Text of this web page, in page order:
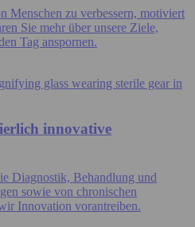
Menschen zu verbessern, motiviert
Sie mehr über unsere Ziele,
Tag anspornen.
innovative
Diagnostik, Behandlung und
sowie von chronischen
Innovation vorantreiben.